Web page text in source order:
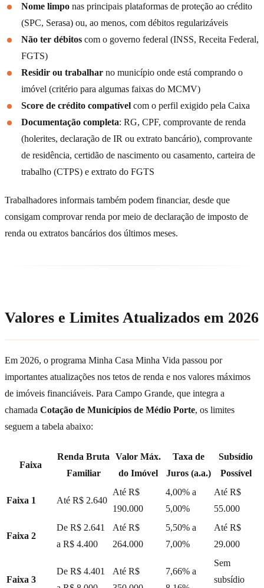
Nome limpo nas principais plataformas de proteção ao crédito
(SPC, Serasa) ou, ao menos, com débitos regularizáveis
Não ter débitos com o governo federal (INSS, Receita Federal,
FGTS)
Residir ou trabalhar no município onde está comprando o
imóvel (critério para algumas faixas do MCMV)
Score de crédito compatível com o perfil exigido pela Caixa
Documentação completa: RG, CPF, comprovante de renda
(holerites, declaração de IR ou extrato bancário), comprovante
de residência, certidão de nascimento ou casamento, carteira de
trabalho (CTPS) e extrato do FGTS
Trabalhadores informais também podem financiar, desde que
consigam comprovar renda por meio de declaração de imposto de
renda ou extratos bancários dos últimos meses.
Valores e Limites Atualizados em 2026
Em 2026, o programa Minha Casa Minha Vida passou por
importantes atualizações nos tetos de renda e nos valores máximos
de imóveis financiáveis. Para Campo Grande, que integra a
chamada Cotação de Municípios de Médio Porte, os limites
seguem a tabela abaixo:
Faixa
Renda Bruta
Familiar
Valor Máx.
do Imóvel
Taxa de
Juros (a.a.)
Subsídio
Possível
Faixa 1 Até R$ 2.640
Até R$
190.000
4,00% a
5,00%
Até R$
55.000
Faixa 2
De R$ 2.641
a R$ 4.400
Até R$
264.000
5,50% a
7,00%
Até R$
29.000
Faixa 3
De R$ 4.401
Até R$
7,66% a
Sem
subsídio